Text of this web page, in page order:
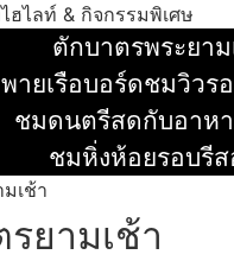
ฮไลท์ & กิจกรรมพิเศษ
ตักบาตรพระยาม
อ่านเพิ่ม
พายเรือบอร์ดชมวิวร
อ่านเพิ่ม
ชมดนตรีสดกับอาห
อ่านเพิ่ม
ชมหิ่งห้อยรอบรี
ยามเช้า